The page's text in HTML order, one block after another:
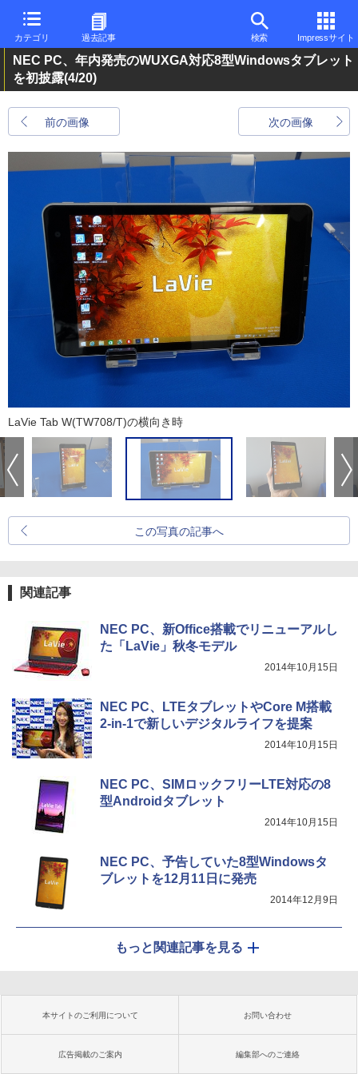
カテゴリ 過去記事 検索 Impressサイト
NEC PC、年内発売のWUXGA対応8型Windowsタブレット
を初披露(4/20)
前の画像 次の画像
LaVie Tab W(TW708/T)の横向き時
この写真の記事へ
関連記事
NEC PC、新Office搭載でリニューアルし
た「LaVie」秋冬モデル
2014年10月15日
NEC PC、LTEタブレットやCore M搭載
2-in-1で新しいデジタルライフを提案
2014年10月15日
NEC PC、SIMロックフリーLTE対応の8
型Androidタブレット
2014年10月15日
NEC PC、予告していた8型Windowsタ
ブレットを12月11日に発売
2014年12月9日
もっと関連記事を見る
本サイトのご利用について お問い合わせ
広告掲載のご案内 編集部へのご連絡